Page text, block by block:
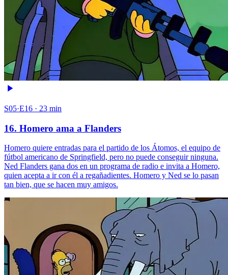
S05·E16 · 23 min
16. Homero ama a Flanders
Homero quiere entradas para el partido de los Átomos, el equipo de
fútbol americano de Springfield, pero no puede conseguir ninguna.
Ned Flanders gana dos en un programa de radio e invita a Homero,
quien acepta a ir con él a regañadientes. Homero y Ned se lo pasan
tan bien, que se hacen muy amigos.